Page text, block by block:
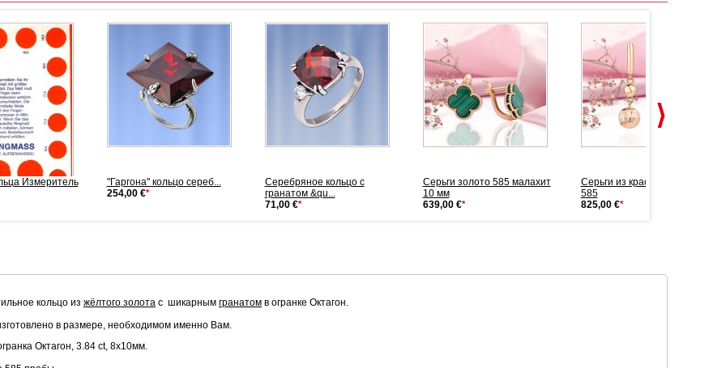
Измеритель
"Гаргона" кольцо сереб...
254,00 €*
Cеребряное кольцо с
гранатом &qu...
71,00 €*
Cерьги золото 585 малахит
10 мм
639,00 €*
Cерьги из красного золота
585
825,00 €*
кольцо из жёлтого золота с шикарным гранатом в огранке Октагон.
в размере, необходимом именно Вам.
Октагон, 3.84 ct, 8х10мм.